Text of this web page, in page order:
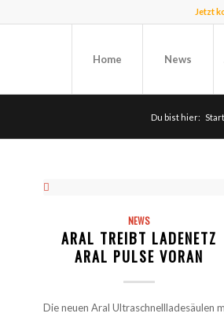
Jetzt
Home News
Du bist hier:
NEWS
ARAL TREIBT LADENETZ
ARAL PULSE VORAN
Die neuen Aral Ultraschnellladesäulen